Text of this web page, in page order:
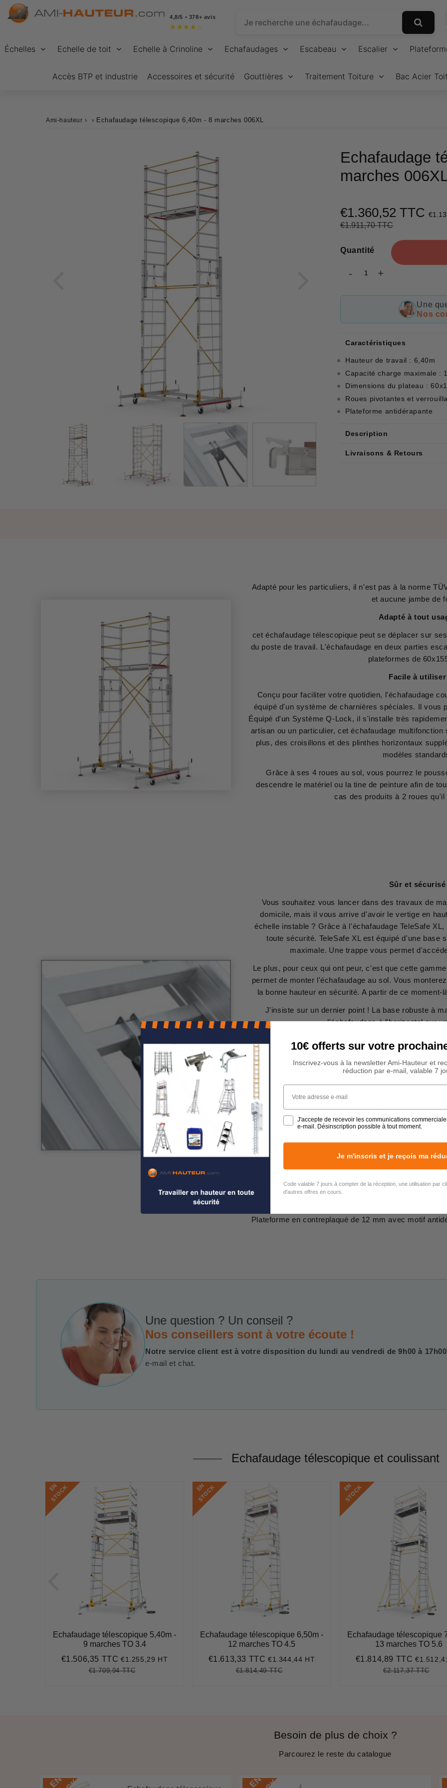
4,8/5 • 378+ avis
★ ★ ★ ★ ☆
Échelles Echelle de toit Echelle à Crinoline Echafaudages Escabeau Escalier
Accès BTP et industrie Accessoires et sécurité Gouttières Traitement Toiture Bac Acier
Ami-hauteur › › Echafaudage télescopique 6,40m - 8 marches 006XL
Echafaudage
marches
€1.360,52 TTC
€1.911,70 TTC
Quantité
- +
Une
Nos
Caractéristiques
Hauteur de travail : 6,40m
Capacité charge maximale :
Dimensions du plateau :
Roues pivotantes et
Plateforme antidérapante
Description
Livraisons & Retours
Adapté pour les particuliers, il n'est pas à la norme
et aucune jambe de
Adapté à tout
cet échafaudage télescopique peut se déplacer sur
du poste de travail. L'échafaudage en deux parties
plateformes de
Facile à utiliser
Conçu pour faciliter votre quotidien, l'échafaudage
équipé d'un système de charnières spéciales. Il vous
Équipé d'un Système Q-Lock, il s'installe très
artisan ou un particulier, cet échafaudage
plus, des croisillons et des plinthes horizontaux
modèles
Grâce à ses 4 roues au sol, vous pourrez le
descendre le matériel ou la tine de peinture afin de
cas des produits à 2 roues qu'il
Sûr et sécurisé
Vous souhaitez vous lancer dans des travaux de
domicile, mais il vous arrive d'avoir le vertige en
échelle instable ? Grâce à l'échafaudage TeleSafe
toute sécurité. TeleSafe XL est équipé d'une base
maximale. Une trappe vous permet
Le plus, pour ceux qui ont peur, c'est que cette
permet de monter l'échafaudage au sol. Vous
la bonne hauteur en sécurité. A partir de ce
J'insiste sur un dernier point ! La base robuste à
l'échafaudage à l'horizontal sur
Hauteur plateau :
Nombre de
Capacité charge
Dimensions du profil de
Plateforme en contreplaqué de 12 mm avec motif
Une question ? Un conseil ?
Nos conseillers sont à votre écoute !
Notre service client est à votre disposition du lundi au vendredi de 9h00 à 17h00
e-mail et chat.
Echafaudage télescopique et coulissant
E
N
S
T
O
C
K
Echafaudage télescopique 5,40m -
9 marches TO 3.4
Prix
€1.506,35 TTC€1.506,35
€1.255,29 HT
Prix
€1.709,94 TTC€1.709,94
E
N
S
T
O
C
K
Echafaudage télescopique 6,50m -
12 marches TO 4.5
Prix
€1.613,33 TTC€1.613,33
€1.344,44 HT
Prix
€1.814,49 TTC€1.814,49
E
N
S
T
O
C
K
Echafaudage télescopique
13 marches TO 5.6
Prix
€1.814,89 TTC
Prix
€2.117,37 TTC
Besoin de plus de choix ?
Parcourez le reste du catalogue
E
N
S
T
O
C E
N
S
T
O
C
10€ offerts sur votre
Inscrivez-vous à la newsletter Ami-Hauteur et
réduction par e-mail, valable 7
Votre adresse e-mail
J'accepte de recevoir les communications
e-mail. Désinscription possible à tout moment.
Je m'inscris et je reçois ma
Code valable 7 jours à compter de la réception, une utilisation par
d'autres offres en cours.